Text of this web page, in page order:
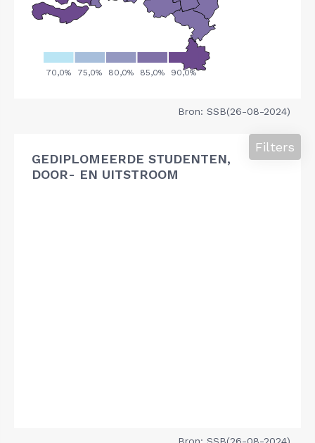
Bron: SSB(26-08-2024)
GEDIPLOMEERDE STUDENTEN,
DOOR- EN UITSTROOM
Filters
Bron: SSB(26-08-2024)